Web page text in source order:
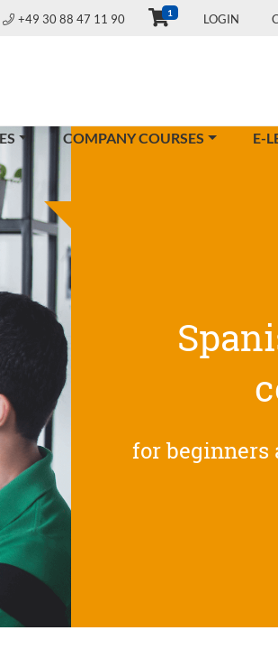
+49 30 88 47 11 90 1 LOGIN
COMPANY COURSES E-
for beginners